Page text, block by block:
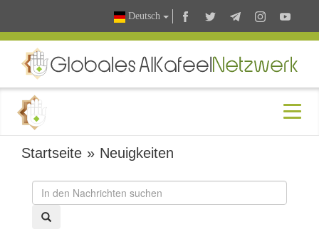
Deutsch
Startseite » Neuigkeiten